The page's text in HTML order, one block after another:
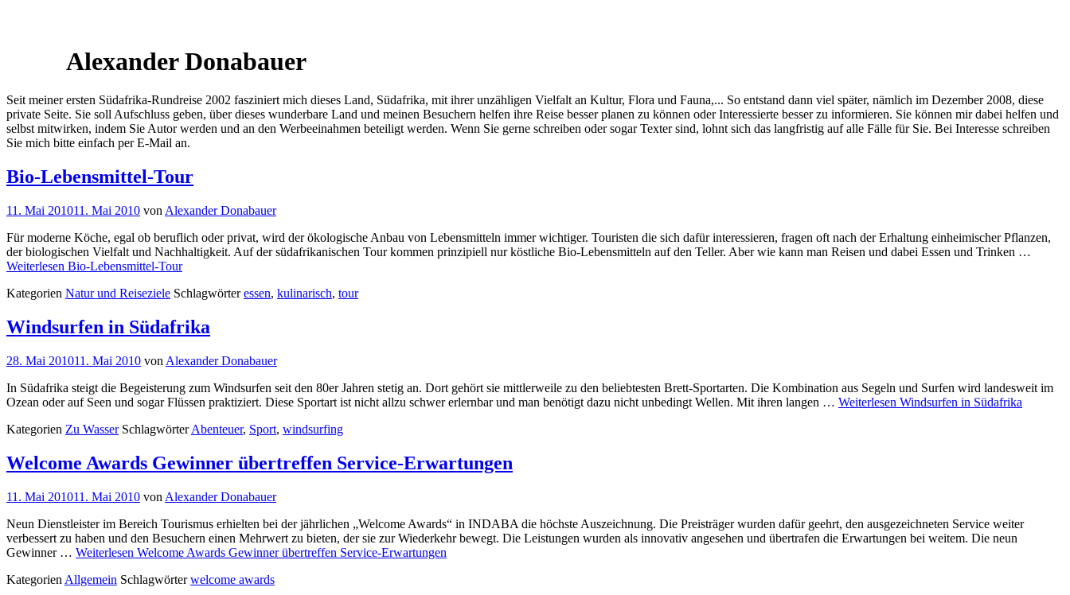
Alexander Donabauer
Seit meiner ersten Südafrika-Rundreise 2002 fasziniert mich dieses Land, Südafrika, mit ihrer unzähligen Vielfalt an Kultur, Flora und Fauna,... So entstand dann viel später, nämlich im Dezember 2008, diese
private Seite. Sie soll Aufschluss geben, über dieses wunderbare Land und meinen Besuchern helfen ihre Reise besser planen zu können oder Interessierte besser zu informieren. Sie können mir dabei helfen und
selbst mitwirken, indem Sie Autor werden und an den Werbeeinahmen beteiligt werden. Wenn Sie gerne schreiben oder sogar Texter sind, lohnt sich das langfristig auf alle Fälle für Sie. Bei Interesse schreiben
Sie mich bitte einfach per E-Mail an.
Bio-Lebensmittel-Tour
11. Mai 201011. Mai 2010 von Alexander Donabauer
Für moderne Köche, egal ob beruflich oder privat, wird der ökologische Anbau von Lebensmitteln immer wichtiger. Touristen die sich dafür interessieren, fragen oft nach der Erhaltung einheimischer Pflanzen,
der biologischen Vielfalt und Nachhaltigkeit. Auf der südafrikanischen Tour kommen prinzipiell nur köstliche Bio-Lebensmitteln auf den Teller. Aber wie kann man Reisen und dabei Essen und Trinken …
Weiterlesen Bio-Lebensmittel-Tour
Kategorien Natur und Reiseziele Schlagwörteressen, kulinarisch, tour
Windsurfen in Südafrika
28. Mai 201011. Mai 2010 von Alexander Donabauer
In Südafrika steigt die Begeisterung zum Windsurfen seit den 80er Jahren stetig an. Dort gehört sie mittlerweile zu den beliebtesten Brett-Sportarten. Die Kombination aus Segeln und Surfen wird landesweit im
Ozean oder auf Seen und sogar Flüssen praktiziert. Diese Sportart ist nicht allzu schwer erlernbar und man benötigt dazu nicht unbedingt Wellen. Mit ihren langen … Weiterlesen Windsurfen in Südafrika
Kategorien Zu Wasser SchlagwörterAbenteuer, Sport, windsurfing
Welcome Awards Gewinner übertreffen Service-Erwartungen
11. Mai 201011. Mai 2010 von Alexander Donabauer
Neun Dienstleister im Bereich Tourismus erhielten bei der jährlichen „Welcome Awards“ in INDABA die höchste Auszeichnung. Die Preisträger wurden dafür geehrt, den ausgezeichneten Service weiter
verbessert zu haben und den Besuchern einen Mehrwert zu bieten, der sie zur Wiederkehr bewegt. Die Leistungen wurden als innovativ angesehen und übertrafen die Erwartungen bei weitem. Die neun
Gewinner … Weiterlesen Welcome Awards Gewinner übertreffen Service-Erwartungen
Kategorien Allgemein Schlagwörterwelcome awards